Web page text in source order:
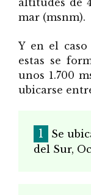
altitudes de
mar (msnm).
Y en el caso
estas se
unos 1.700
ubicarse
Se
del Sur,